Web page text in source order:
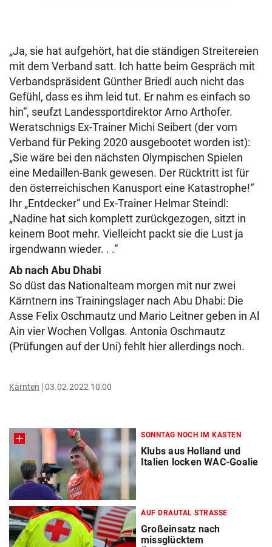
„Ja, sie hat aufgehört, hat die ständigen Streitereien
mit dem Verband satt. Ich hatte beim Gespräch mit
Verbandspräsident Günther Briedl auch nicht das
Gefühl, dass es ihm leid tut. Er nahm es einfach so
hin“, seufzt Landessportdirektor Arno Arthofer.
Weratschnigs Ex-Trainer Michi Seibert (der vom
Verband für Peking 2020 ausgebootet worden ist):
„Sie wäre bei den nächsten Olympischen Spielen
eine Medaillen-Bank gewesen. Der Rücktritt ist für
den österreichischen Kanusport eine Katastrophe!“
Ihr „Entdecker“ und Ex-Trainer Helmar Steindl:
„Nadine hat sich komplett zurückgezogen, sitzt in
keinem Boot mehr. Vielleicht packt sie die Lust ja
irgendwann wieder. . .“
Ab nach Abu Dhabi
So düst das Nationalteam morgen mit nur zwei
Kärntnern ins Trainingslager nach Abu Dhabi: Die
Asse Felix Oschmautz und Mario Leitner geben in Al
Ain vier Wochen Vollgas. Antonia Oschmautz
(Prüfungen auf der Uni) fehlt hier allerdings noch.
Kärnten 03.02.2022 10:00
SONNTAG NOCH IM KASTEN
Klubs aus Holland und
Italien locken WAC-Goalie
AUF DRAUTAL STRASSE
Großeinsatz nach
missglücktem